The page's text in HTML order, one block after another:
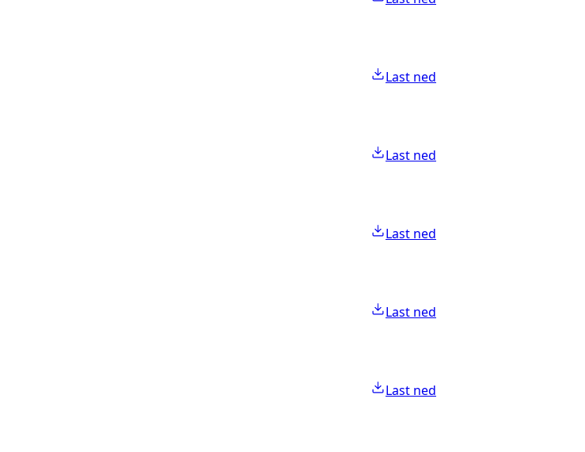
Last ned
Last ned
Last ned
Last ned
Last ned